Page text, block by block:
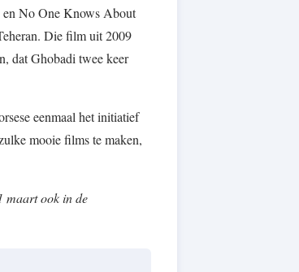
No One Knows About
Die film uit 2009
dat Ghobadi twee keer
eenmaal het initiatief
mooie films te maken,
maart ook in de